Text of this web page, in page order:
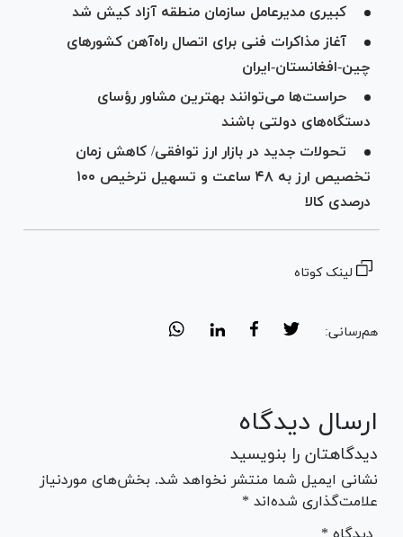
کبیری مدیرعامل سازمان منطقه آزاد کیش شد
آغاز مذاکرات فنی برای اتصال راه‌آهن کشور‌های
چین-افغانستان-ایران
حراست‌ها می‌توانند بهترین مشاور رؤسای
دستگاه‌های دولتی باشند
تحولات جدید در بازار ارز توافقی/ کاهش زمان
تخصیص ارز به ۴۸ ساعت و تسهیل ترخیص ۱۰۰
درصدی کالا
لینک کوتاه
هم‌رسانی:
ارسال دیدگاه
دیدگاهتان را بنویسید
نشانی ایمیل شما منتشر نخواهد شد. بخش‌های موردنیاز
علامت‌گذاری شده‌اند *